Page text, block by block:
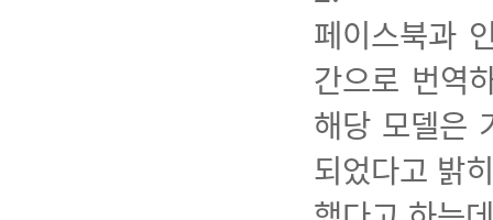
페이스북과
간으로 번역
해당 모델은
되었다고 밝